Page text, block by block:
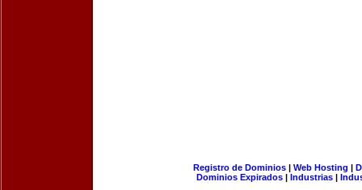
Registro de Dominios| Web Hosting |
Dominios Expirados | Industrias |